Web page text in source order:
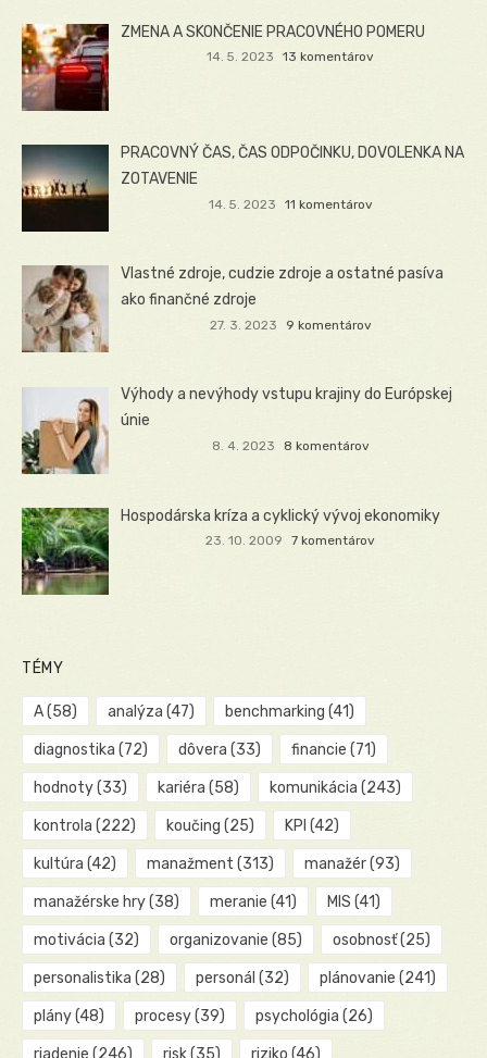
ZMENA A SKONČENIE PRACOVNÉHO POMERU
14. 5. 2023 13 komentárov
PRACOVNÝ ČAS, ČAS ODPOČINKU, DOVOLENKA NA
ZOTAVENIE
14. 5. 2023 11 komentárov
Vlastné zdroje, cudzie zdroje a ostatné pasíva
ako finančné zdroje
27. 3. 2023 9 komentárov
Výhody a nevýhody vstupu krajiny do Európskej
únie
8. 4. 2023 8 komentárov
Hospodárska kríza a cyklický vývoj ekonomiky
23. 10. 2009 7 komentárov
TÉMY
A(58) analýza (47) benchmarking (41)
diagnostika (72) dôvera (33) financie (71)
hodnoty(33) kariéra (58) komunikácia (243)
kontrola (222) koučing (25) KPI (42)
kultúra (42) manažment (313) manažér(93)
manažérske hry(38) meranie (41) MIS (41)
motivácia (32) organizovanie (85) osobnosť(25)
personalistika (28) personál (32) plánovanie (241)
plány(48) procesy(39) psychológia (26)
riadenie (246) risk(35) riziko (46)